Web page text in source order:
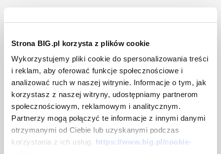
Strona BIG.pl korzysta z plików cookie
Wykorzystujemy pliki cookie do spersonalizowania treści
i reklam, aby oferować funkcje społecznościowe i
analizować ruch w naszej witrynie. Informacje o tym, jak
korzystasz z naszej witryny, udostępniamy partnerom
społecznościowym, reklamowym i analitycznym.
Partnerzy mogą połączyć te informacje z innymi danymi
otrzymanymi od Ciebie lub uzyskanymi podczas
korzystania z ich usług. https://www.big.pl/cookie-
Praca w BIG InfoMonitor
Dla prasy
Mapa strony
Centrum prasowe
Dokumenty